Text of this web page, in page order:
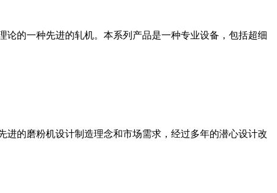
的一种先进的轧机。本系列产品是一种专业设备，包括超细
的磨粉机设计制造理念和市场需求，经过多年的潜心设计改